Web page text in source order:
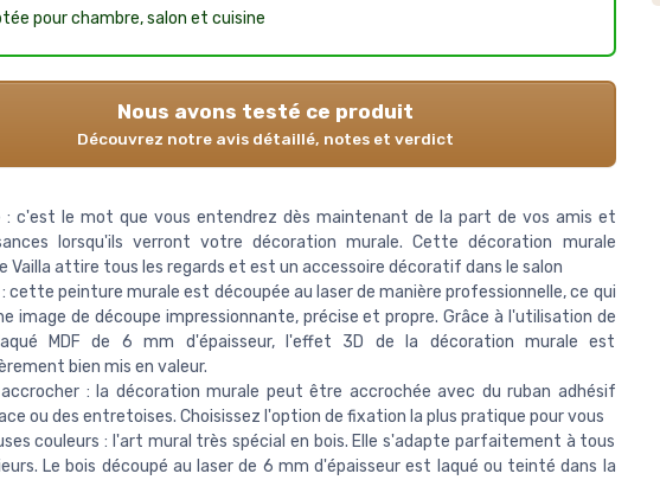
pour chambre, salon et cuisine
Nous avons testé ce produit
Découvrez notre avis détaillé, notes et verdict
: c'est le mot que vous entendrez dès maintenant de la part de vos amis et
lorsqu'ils verront votre décoration murale. Cette décoration murale
Vailla attire tous les regards et est un accessoire décoratif dans le salon
cette peinture murale est découpée au laser de manière professionnelle, ce qui
image de découpe impressionnante, précise et propre. Grâce à l'utilisation de
MDF de 6 mm d'épaisseur, l'effet 3D de la décoration murale est
bien mis en valeur.
accrocher : la décoration murale peut être accrochée avec du ruban adhésif
ou des entretoises. Choisissez l'option de fixation la plus pratique pour vous
couleurs : l'art mural très spécial en bois. Elle s'adapte parfaitement à tous
Le bois découpé au laser de 6 mm d'épaisseur est laqué ou teinté dans la